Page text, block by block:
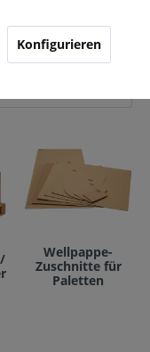
Folien,
günstig
Wellpappe-
Zuschnitte für
Paletten
Konfigurieren